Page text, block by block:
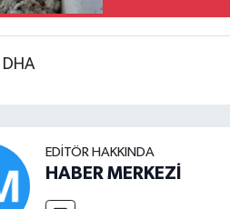
DHA
EDITÖR HAKKINDA
HABER MERKEZİ